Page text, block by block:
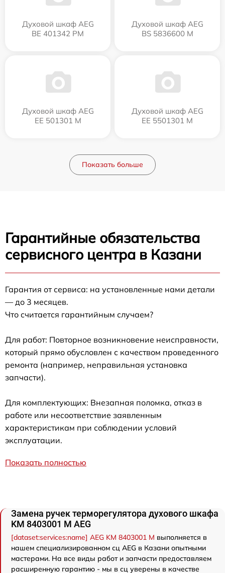
Духовой шкаф AEG
BE 401342 PM
Духовой шкаф AEG
BS 5836600 M
Духовой шкаф AEG
EE 501301 M
Духовой шкаф AEG
EE 5501301 M
Показать больше
Гарантийные обязательства
сервисного центра в Казани
Гарантия от сервиса: на установленные нами детали
— до 3 месяцев.
Что считается гарантийным случаем?
Для работ: Повторное возникновение неисправности,
который прямо обусловлен с качеством проведенного
ремонта (например, неправильная установка
запчасти).
Для комплектующих: Внезапная поломка, отказ в
работе или несоответствие заявленным
характеристикам при соблюдении условий
эксплуатации.
Показать полностью
Замена ручек терморегулятора духового шкафа
KM 8403001 M AEG
[dataset:services:name] AEG KM 8403001 M выполняется в
нашем специализированном сц AEG в Казани опытными
мастерами. На все виды работ и запчасти предоставляем
расширенную гарантию - мы в сц уверены в качестве